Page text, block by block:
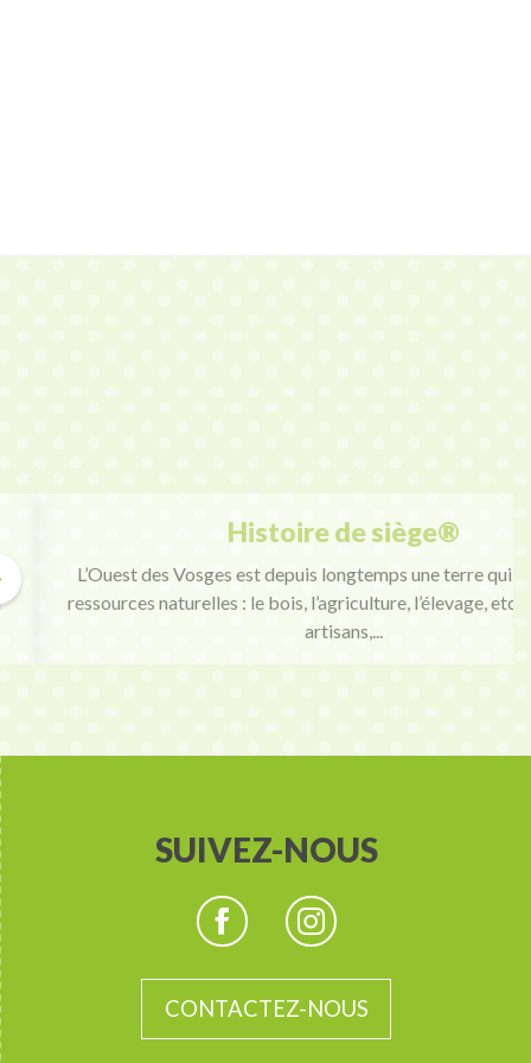
Histoire de siège®
L’Ouest des Vosges est depuis longtemps une terre qui
ressources naturelles : le bois, l’agriculture, l’élevage, etc.
artisans,...
SUIVEZ-NOUS
CONTACTEZ-NOUS